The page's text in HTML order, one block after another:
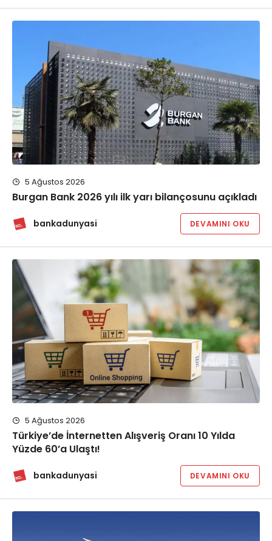
5 Ağustos 2026
Burgan Bank 2026 yılı ilk yarı bilançosunu açıkladı
bankadunyasi DEVAMINI OKU
5 Ağustos 2026
Türkiye’de İnternetten Alışveriş Oranı 10 Yılda
Yüzde 60’a Ulaştı!
bankadunyasi DEVAMINI OKU